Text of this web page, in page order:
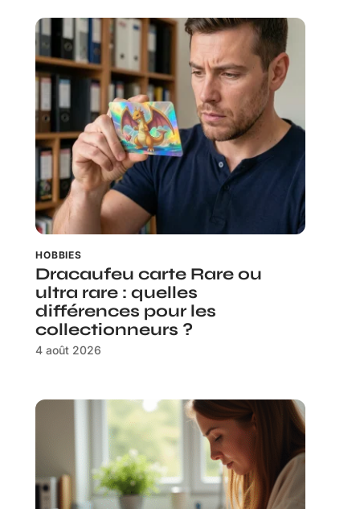
HOBBIES
Dracaufeu carte Rare ou
ultra rare : quelles
différences pour les
collectionneurs ?
4 août 2026